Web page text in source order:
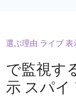
選ぶ理由 ライブ
で監視す
示 スパイ